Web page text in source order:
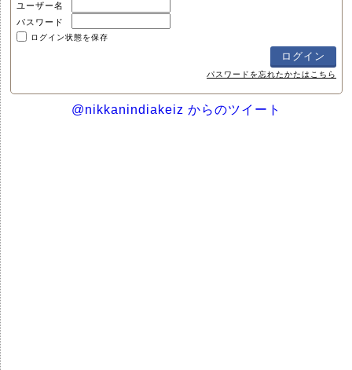
ユーザー名
パスワード
ログイン状態を保存
パスワードを忘れたかたはこちら
@nikkanindiakeiz からのツイート